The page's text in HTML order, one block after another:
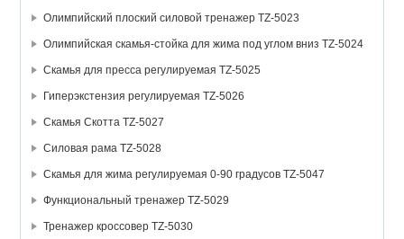
Олимпийский плоский силовой тренажер TZ-5023
Олимпийская скамья-стойка для жима под углом вниз TZ-5024
Скамья для пресса регулируемая TZ-5025
Гиперэкстензия регулируемая TZ-5026
Скамья Скотта TZ-5027
Силовая рама TZ-5028
Скамья для жима регулируемая 0-90 градусов TZ-5047
Функциональный тренажер TZ-5029
Тренажер кроссовер TZ-5030